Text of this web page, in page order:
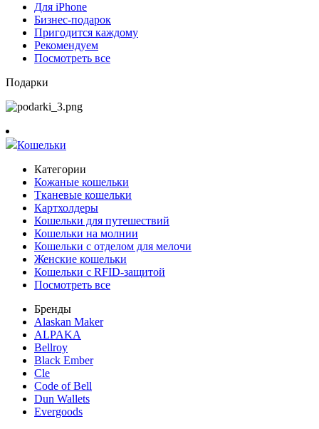
Для iPhone
Бизнес-подарок
Пригодится каждому
Рекомендуем
Посмотреть все
Подарки
Кошельки
Категории
Кожаные кошельки
Тканевые кошельки
Картхолдеры
Кошельки для путешествий
Кошельки на молнии
Кошельки с отделом для мелочи
Женские кошельки
Кошельки с RFID-защитой
Посмотреть все
Бренды
Alaskan Maker
ALPAKA
Bellroy
Black Ember
Cle
Code of Bell
Dun Wallets
Evergoods